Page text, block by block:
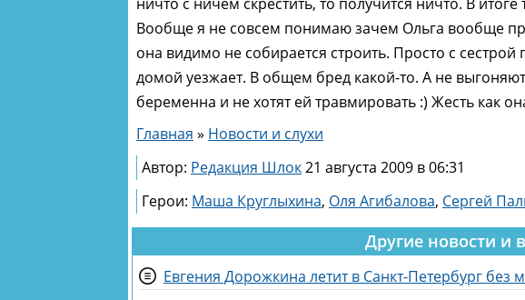
Вообще я не совсем понимаю зачем Ольга вообще
она видимо не собирается строить. Просто с сестрой
домой уезжает. В общем бред какой-то. А не
беременна и не хотят ей травмировать :) Жесть как
Главная » Новости и слухи
Автор: Редакция Шлок21 августа 2009 в 06:31
Герои: Маша Круглыхина, Оля Агибалова, Сергей
Другие новости и
Евгения Дорожкина летит в Санкт-Петербург без